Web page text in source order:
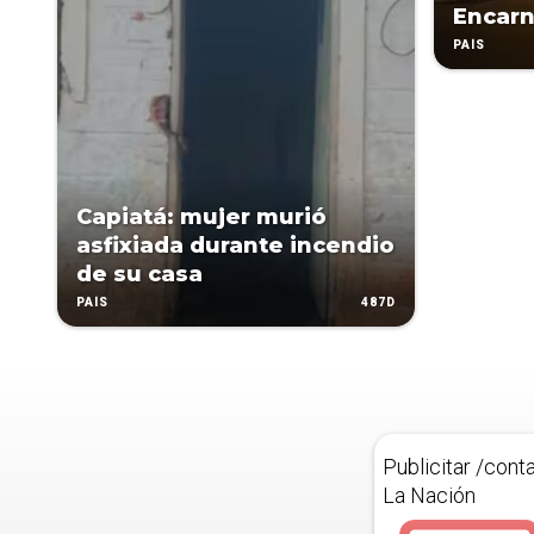
Capiatá: mujer murió
asfixiada durante incendio
de su casa
PAÍS 487D
PAÍS
Publicitar /
La Nación